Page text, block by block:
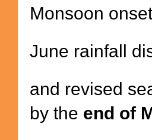
Monsoon
June rainfall
and revised
by the end of